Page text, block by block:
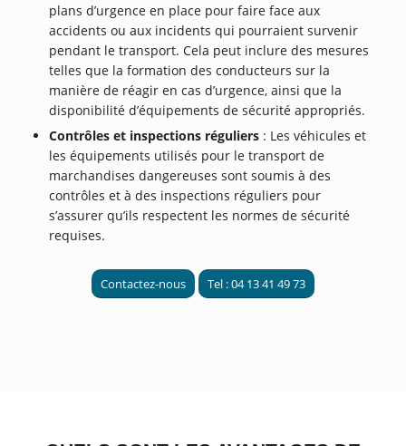
plans d’urgence en place pour faire face aux
accidents ou aux incidents qui pourraient survenir
pendant le transport. Cela peut inclure des mesures
telles que la formation des conducteurs sur la
manière de réagir en cas d’urgence, ainsi que la
disponibilité d’équipements de sécurité appropriés.
Contrôles et inspections réguliers : Les véhicules et
les équipements utilisés pour le transport de
marchandises dangereuses sont soumis à des
contrôles et à des inspections réguliers pour
s’assurer qu’ils respectent les normes de sécurité
requises.
Contactez-nous Tel : 04 13 41 49 73